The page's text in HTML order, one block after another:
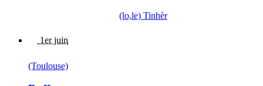
(lo,le) Tinhèr
1er juin
(Toulouse)